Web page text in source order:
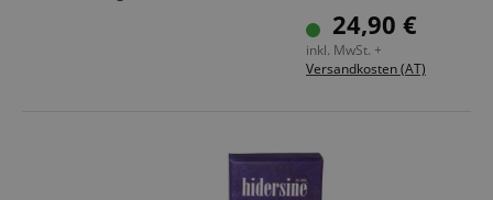
24,90 €
inkl. MwSt. +
Versandkosten (AT)